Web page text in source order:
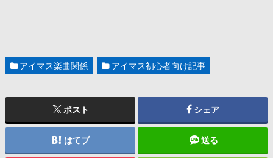
アイマス楽曲関係 アイマス初心者向け記事
ポスト シェア
はてブ 送る